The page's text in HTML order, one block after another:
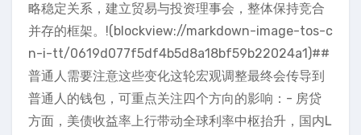
略稳定关系，建立贸易与投资理事会，整体保持竞合
并存的框架。!(blockview://markdown-image-tos-c
n-i-tt/0619d077f5df4b5d8a18bf59b22024a1)##
普通人需要注意这些变化这轮宏观调整最终会传导到
普通人的钱包，可重点关注四个方向的影响：- 房贷
方面，美债收益率上行带动全球利率中枢抬升，国内L